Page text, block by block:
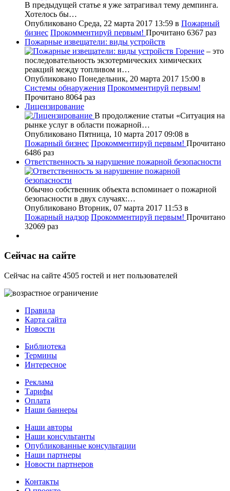
В предыдущей статье я уже затрагивал тему демпинга.
Хотелось бы…
Опубликовано Среда, 22 марта 2017 13:59 в Пожарный
бизнес Прокомментируй первым! Прочитано 6367 раз
Пожарные извещатели: виды устройств
Горение – это
последовательность экзотермических химических
реакций между топливом и…
Опубликовано Понедельник, 20 марта 2017 15:00 в
Системы обнаружения Прокомментируй первым!
Прочитано 8064 раз
Лицензирование
В продолжение статьи «Ситуация на
рынке услуг в области пожарной…
Опубликовано Пятница, 10 марта 2017 09:08 в
Пожарный бизнес Прокомментируй первым! Прочитано
6486 раз
Ответственность за нарушение пожарной безопасности
Обычно собственник объекта вспоминает о пожарной
безопасности в двух случаях:…
Опубликовано Вторник, 07 марта 2017 11:53 в
Пожарный надзор Прокомментируй первым! Прочитано
32069 раз
Сейчас на сайте
Сейчас на сайте 4505 гостей и нет пользователей
Правила
Карта сайта
Новости
Библиотека
Термины
Интересное
Реклама
Тарифы
Оплата
Наши баннеры
Наши авторы
Наши консультанты
Опубликованные консультации
Наши партнеры
Новости партнеров
Контакты